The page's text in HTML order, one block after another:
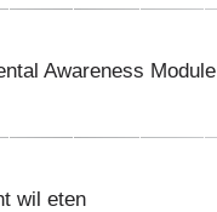
Awareness Module
wil eten